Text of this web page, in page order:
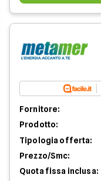
Fornitore:
Prodotto:
Tipologia offerta:
Prezzo/Smc:
Quota fissa inclusa: